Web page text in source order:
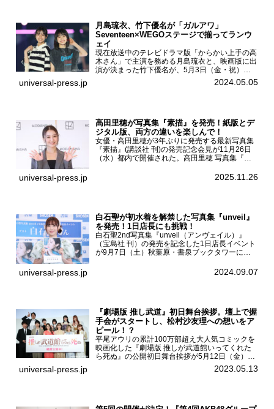
月島琉衣、竹下優名が「ガルアワ」
Seventeen×WEGOステージで揃ってランウ
ェイ
現在放送中のテレビドラマ版「からかい上手の高
木さん」で主演を務める月島琉衣と、映画版に出
演が決まった竹下優名が、5月3日（金・祝）東
京・国立代々木競技場第一体育館で開催されたフ
ァッション&音楽イベント『Rakuten GirlsAward
universal-press.jp 2024.05.05
高田里穂が写真集『素描』を発売！紙版とデ
ジタル版、両方の違いを楽しんで！
女優・高田里穂が3年ぶりに発売する最新写真集
『素描』(講談社 刊)の発売記念会見が11月26日
（水）都内で開催された。高田里穂 写真集『素
あなたです』(読売テレビ)に出演するなど女優と
universal-press.jp 2025.11.26
白石聖が初水着を解禁した写真集『unveil』
を発売！1日店長にも挑戦！
白石聖2nd写真集『unveil（アンヴェイル）』
（宝島社 刊）の発売を記念した1日店長イベント
が9月7日（土）秋葉原・書泉ブックタワーにて
を記念し1日店長イベントを開催した本写真集は
universal-press.jp 2024.09.07
『劇場版 推し武道』初日舞台挨拶。壇上で握
手会がスタートし、松村沙友理への想いをア
ピール！？
平尾アウリの累計100万部超え大人気コミックを
映画化した『劇場版 推しが武道館いってくれた
ら死ぬ』の公開初日舞台挨拶が5月12日（金）新
宿バルト9で開催され、出演者の松村沙友理、中
村里帆、MOMO(@onefive)、KANO(@onefi...
universal-press.jp 2023.05.13